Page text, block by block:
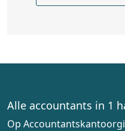
Alle accountants in 1
Op